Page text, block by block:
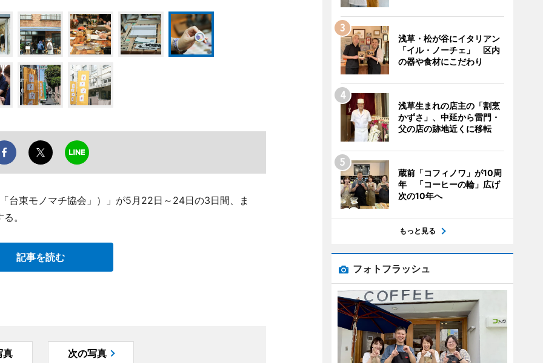
台東モノマチ協会」）」が5月22日～24日の3日間、ま
。
記事を読む
真 次の写真
浅草・松が谷にイタリアン
「イル・ノーチェ」 区内
の器や食材にこだわり
浅草生まれの店主の「割烹
かずさ」、中延から雷門・
父の店の跡地近くに移転
蔵前「コフィノワ」が10周
年 「コーヒーの輪」広げ
次の10年へ
もっと見る
フォトフラッシュ